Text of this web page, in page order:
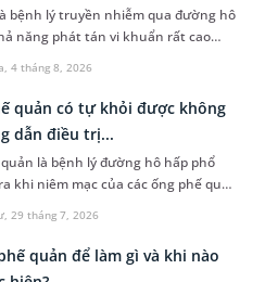
4 tháng 8, 2026
bệnh lý truyền nhiễm qua đường hô
năng phát tán vi khuẩn rất cao
đồng nếu không được kiểm soát
tiếp xúc với người bị lao phổi có lây
yếu tố nào làm tăng nguy cơ
và bạn cần phải xử lý như thế nào để
khỏe một cách khoa học nhất? Bài
sẽ giải đáp chi tiết toàn bộ thắc
bạn chủ động phòng ngừa và
hiệu quả.
29 tháng 7, 2026
quản có tự khỏi được không
dẫn điều trị...
là bệnh lý đường hô hấp phổ
khi niêm mạc của các ống phế quản
và kích ứng. Bệnh gây ra những
dẳng, đờm đặc và cảm giác tức ngực
diện với căn bệnh này, hầu hết
đều có chung một thắc mắc: "Viêm
quản để làm gì và khi nào